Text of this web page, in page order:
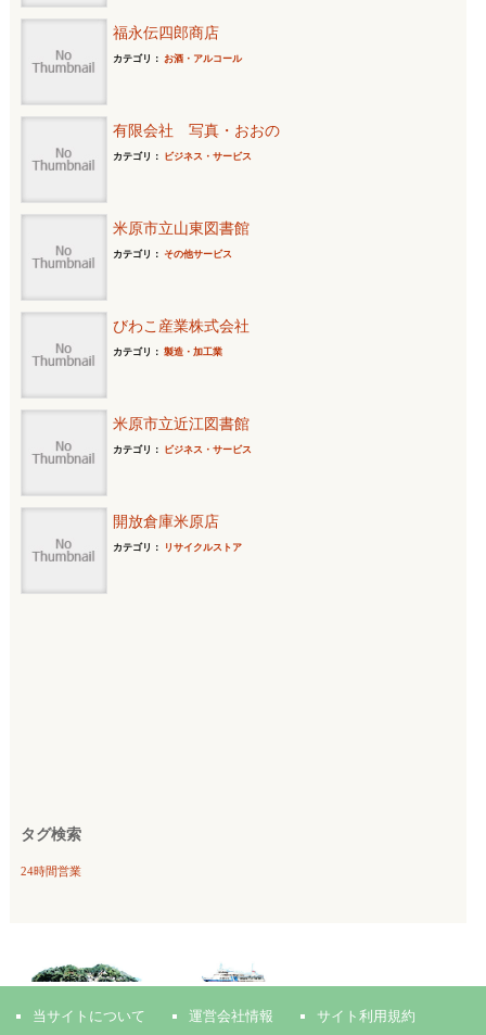
福永伝四郎商店
カテゴリ： お酒・アルコール
有限会社 写真・おおの
カテゴリ： ビジネス・サービス
米原市立山東図書館
カテゴリ： その他サービス
びわこ産業株式会社
カテゴリ： 製造・加工業
米原市立近江図書館
カテゴリ： ビジネス・サービス
開放倉庫米原店
カテゴリ： リサイクルストア
タグ検索
24時間営業
当サイトについて 運営会社情報 サイト利用規約